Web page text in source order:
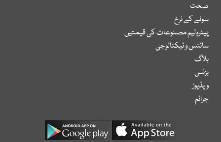
صحت
سونے کے نرخ
پیٹرولیم مصنوعات کی قیمتیں
سائنس و ٹیکنالوجی
بلاگ
بزنس
ویڈیوز
جرائم